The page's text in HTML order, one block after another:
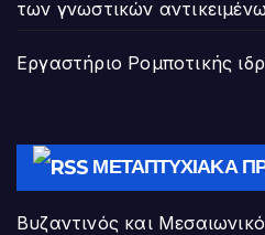
των γνωστικών
Εργαστήριο Ρομποτικής
ΜΕΤΑΠΤΥΧΙΑΚΆ
Βυζαντινός και